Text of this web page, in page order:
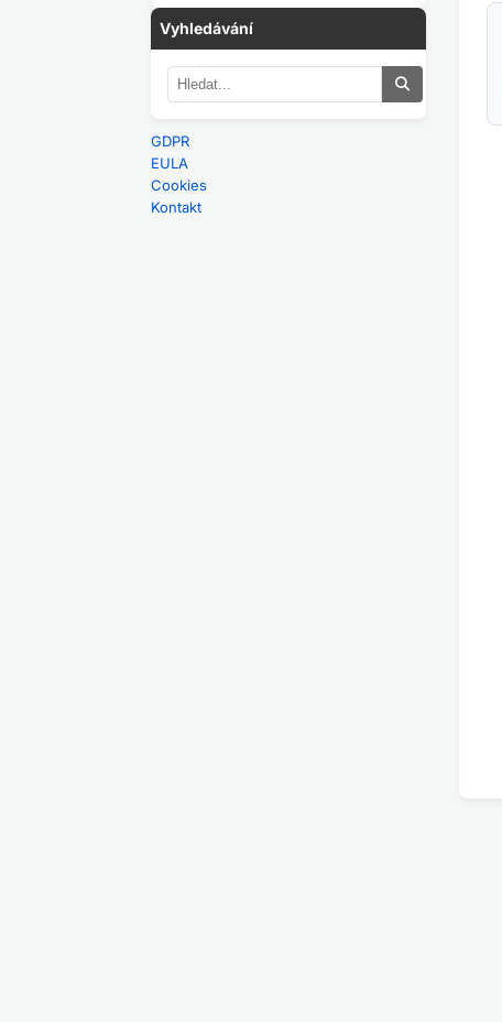
Vyhledávání
GDPR
EULA
Cookies
Kontakt